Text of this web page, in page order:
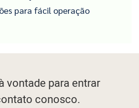
para fácil operação
vontade para entrar
conosco.